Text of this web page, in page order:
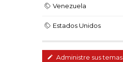
Venezuela
Estados Unidos
Administre sus temas